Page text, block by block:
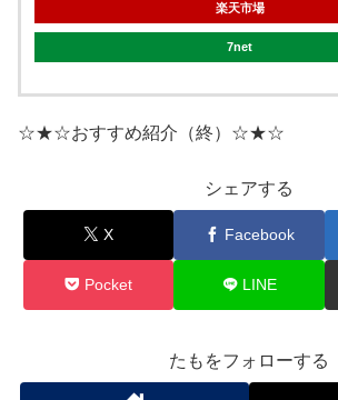
楽天市場
7net
☆★☆おすすめ紹介（終）☆★☆
シェアする
X Facebook
Pocket LINE
たもをフォローする